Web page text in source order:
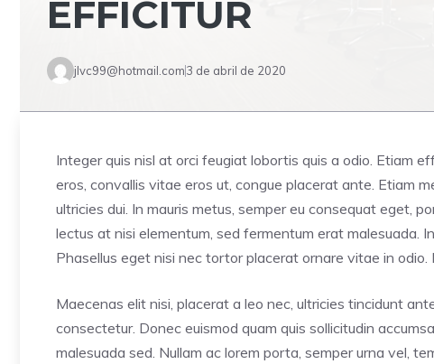
EFFICITUR
jlvc99@hotmail.com3 de abril de 2020
Integer quis nisl at orci feugiat lobortis quis a odio. Etiam
eros, convallis vitae eros ut, congue placerat ante. Etiam
ultricies dui. In mauris metus, semper eu consequat eget,
lectus at nisi elementum, sed fermentum erat malesuada.
Phasellus eget nisi nec tortor placerat ornare vitae in
Maecenas elit nisi, placerat a leo nec, ultricies tincidunt
consectetur. Donec euismod quam quis sollicitudin
malesuada sed. Nullam ac lorem porta, semper urna vel,